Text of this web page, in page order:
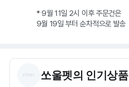
* 9월 11일 2시 이후 주문건은
9월 19일 부터 순차적으로 발송
쏘울펫의 인기상품